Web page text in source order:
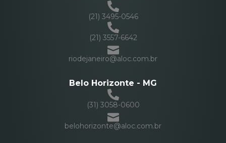
(21) 3495-0546
(21) 3557-6642
riodejaneiro@aloc.com.br
Belo Horizonte - MG
(31) 3058-0600
belohorizonte@aloc.com.br